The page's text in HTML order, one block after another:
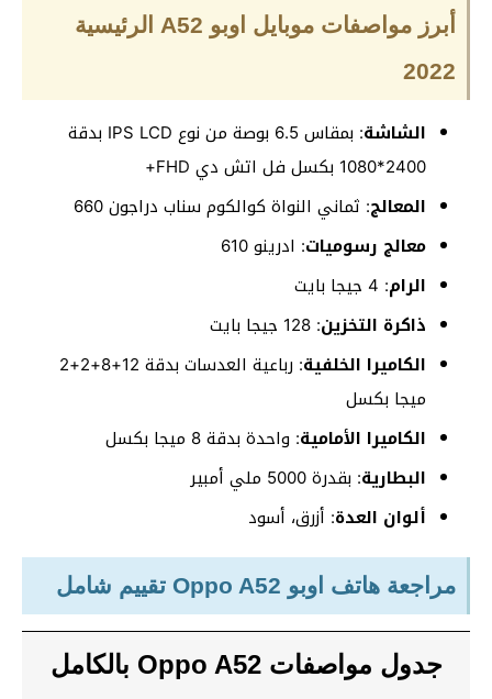
أبرز مواصفات موبايل اوبو A52 الرئيسية
2022
الشاشة
: بمقاس 6.5 بوصة من نوع IPS LCD بدقة
2400*1080 بكسل فل اتش دي FHD+
المعالج: ثماني النواة كوالكوم سناب دراجون 660
معالج رسوميات: ادرينو 610
الرام: 4 جيجا بايت
ذاكرة التخزين: 128 جيجا بايت
الكاميرا الخلفية
: رباعية العدسات بدقة 12+8+2+2
ميجا بكسل
الكاميرا الأمامية: واحدة بدقة 8 ميجا بكسل
البطارية: بقدرة 5000 ملي أمبير
ألوان العدة: أزرق، أسود
مراجعة هاتف اوبو Oppo A52 تقييم شامل
جدول مواصفات Oppo A52 بالكامل